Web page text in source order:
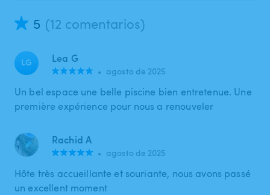
5 (12 comentarios)
LG Lea G
• agosto de 2025
Un bel espace une belle piscine bien entretenue. Une
première expérience pour nous a renouveler
Rachid A
• agosto de 2025
Hôte très accueillante et souriante, nous avons passé
un excellent moment